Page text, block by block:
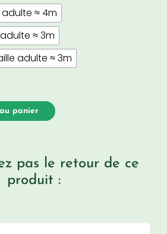
≈ 4m
≈ 3m
adulte ≈ 3m
panier
pas le retour de ce
produit :